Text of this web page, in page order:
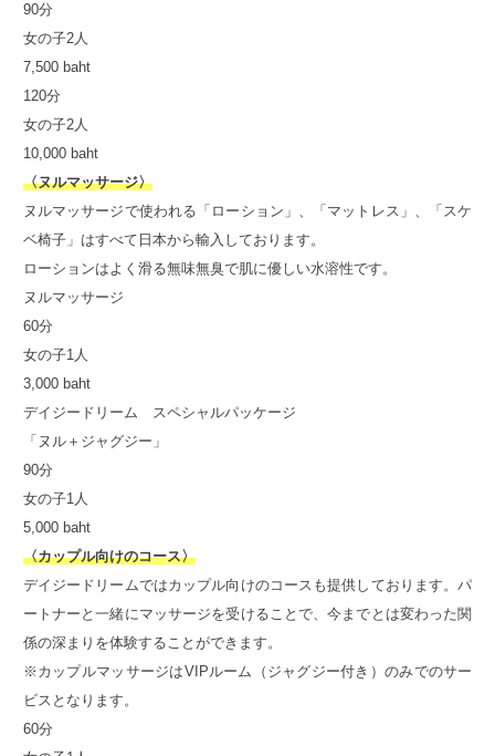
90分
女の子2人
7,500 baht
120分
女の子2人
10,000 baht
〈ヌルマッサージ〉
ヌルマッサージで使われる「ローション」、「マットレス」、「スケ
ベ椅子」はすべて日本から輸入しております。
ローションはよく滑る無味無臭で肌に優しい水溶性です。
ヌルマッサージ
60分
女の子1人
3,000 baht
デイジードリーム スペシャルパッケージ
「ヌル＋ジャグジー」
90分
女の子1人
5,000 baht
〈カップル向けのコース〉
デイジードリームではカップル向けのコースも提供しております。パ
ートナーと一緒にマッサージを受けることで、今までとは変わった関
係の深まりを体験することができます。
※カップルマッサージはVIPルーム（ジャグジー付き）のみでのサー
ビスとなります。
60分